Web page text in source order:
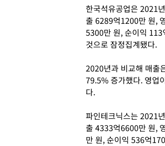
한국석유공업은 2021
출 6289억1200만 원,
5300만 원, 순이익
것으로 잠정집계됐다.
2020년과 비교해 매출
79.5% 증가했다. 영업
다.
파인테크닉스는 2021
출 4333억6600만 원,
만 원, 순이익 536억